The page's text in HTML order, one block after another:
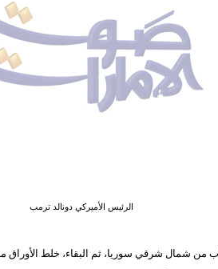
الرئيس الأميركي دونالد ترمب
من شمال شرقي سوريا، ثم البقاء، خلط